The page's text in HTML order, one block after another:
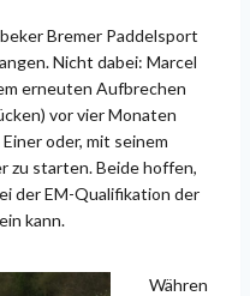
Bremer Paddelsport
Nicht dabei: Marcel
erneuten Aufbrechen
vor vier Monaten
oder, mit seinem
zu starten. Beide hoffen,
der EM-Qualifikation der
kann.
Währen